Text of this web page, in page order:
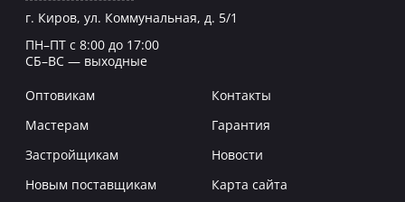
г. Киров, ул. Коммунальная, д. 5/1
ПН–ПТ с 8:00 до 17:00
СБ–ВС — выходные
Оптовикам
Мастерам
Застройщикам
Новым поставщикам
Контакты
Гарантия
Новости
Карта сайта